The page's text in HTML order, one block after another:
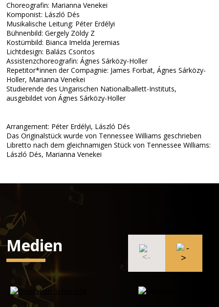
Choreografin: Marianna Venekei
Komponist: László Dés
Musikalische Leitung: Péter Erdélyi
Bühnenbild: Gergely Zöldy Z
Kostümbild: Bianca Imelda Jeremias
Lichtdesign: Balázs Csontos
Assistenzchoreografin: Ágnes Sárközy-Holler
Repetitor*innen der Compagnie: James Forbat, Ágnes Sárközy-
Holler, Marianna Venekei
Studierende des Ungarischen Nationalballett-Instituts,
ausgebildet von Ágnes Sárközy-Holler
Arrangement: Péter Erdélyi, László Dés
Das Originalstück wurde von Tennessee Williams geschrieben
Libretto nach dem gleichnamigen Stück von Tennessee Williams:
László Dés, Marianna Venekei
Medien